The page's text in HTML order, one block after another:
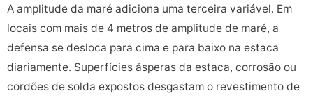
A amplitude da maré adiciona uma terceira variável. Em
locais com mais de 4 metros de amplitude de maré, a
defensa se desloca para cima e para baixo na estaca
diariamente. Superfícies ásperas da estaca, corrosão ou
cordões de solda expostos desgastam o revestimento de